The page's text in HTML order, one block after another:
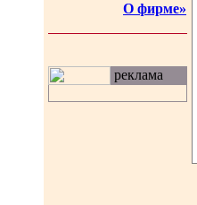
О фирме»
реклама